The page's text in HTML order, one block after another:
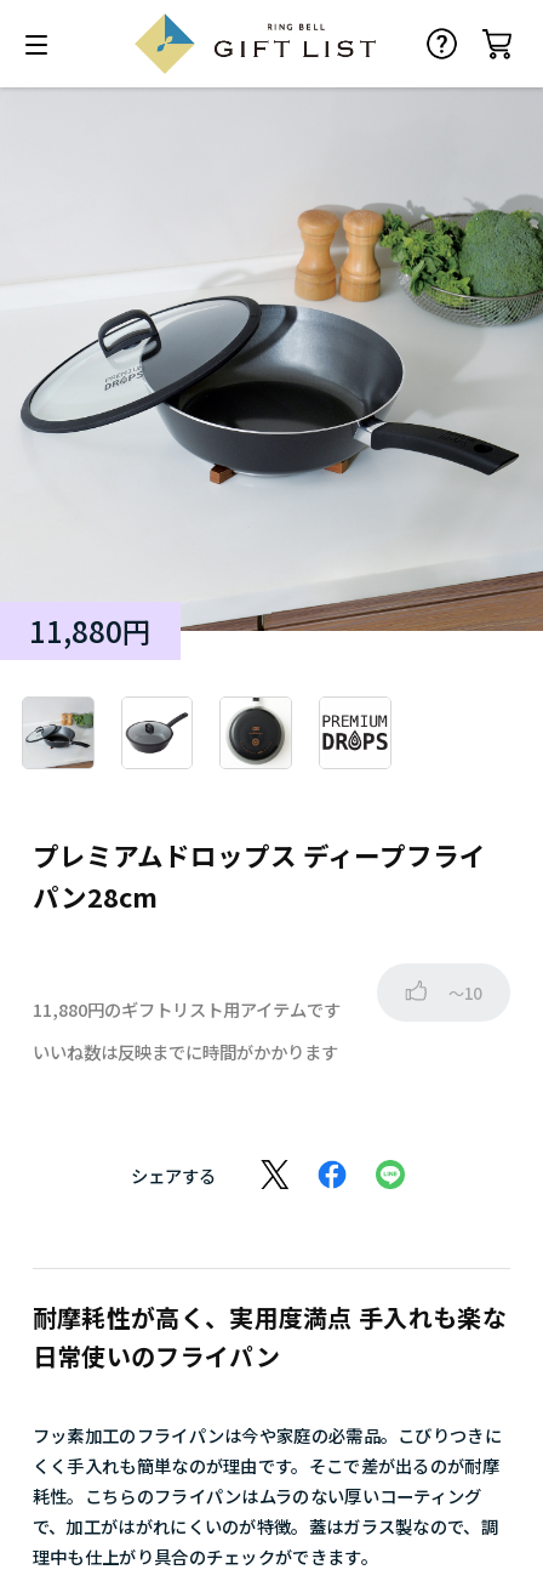
プレミアムドロップス ディープフライ
パン28cm
11,880円
11,880円のギフトリスト用アイテムです
～10
いいね数は反映までに時間がかかります
シェアする
耐摩耗性が高く、実用度満点 手入れも楽な
日常使いのフライパン
フッ素加工のフライパンは今や家庭の必需品。こびりつきに
くく手入れも簡単なのが理由です。そこで差が出るのが耐摩
耗性。こちらのフライパンはムラのない厚いコーティング
で、加工がはがれにくいのが特徴。蓋はガラス製なので、調
理中も仕上がり具合のチェックができます。